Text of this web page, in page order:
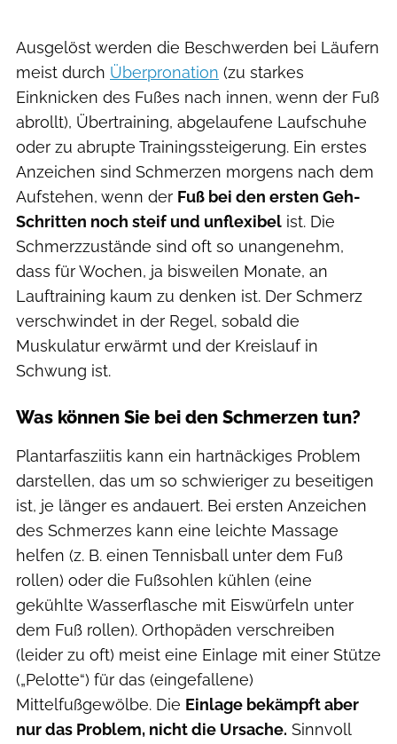
Ausgelöst werden die Beschwerden bei Läufern
meist durch Überpronation (zu starkes
Einknicken des Fußes nach innen, wenn der Fuß
abrollt), Übertraining, abgelaufene Laufschuhe
oder zu abrupte Trainingssteigerung. Ein erstes
Anzeichen sind Schmerzen morgens nach dem
Aufstehen, wenn der Fuß bei den ersten Geh-
Schritten noch steif und unflexibel ist. Die
Schmerzzustände sind oft so unangenehm,
dass für Wochen, ja bisweilen Monate, an
Lauftraining kaum zu denken ist. Der Schmerz
verschwindet in der Regel, sobald die
Muskulatur erwärmt und der Kreislauf in
Schwung ist.
Was können Sie bei den Schmerzen tun?
Plantarfasziitis kann ein hartnäckiges Problem
darstellen, das um so schwieriger zu beseitigen
ist, je länger es andauert. Bei ersten Anzeichen
des Schmerzes kann eine leichte Massage
helfen (z. B. einen Tennisball unter dem Fuß
rollen) oder die Fußsohlen kühlen (eine
gekühlte Wasserflasche mit Eiswürfeln unter
dem Fuß rollen). Orthopäden verschreiben
(leider zu oft) meist eine Einlage mit einer Stütze
(„Pelotte“) für das (eingefallene)
Mittelfußgewölbe. Die Einlage bekämpft aber
nur das Problem, nicht die Ursache. Sinnvoll